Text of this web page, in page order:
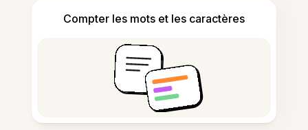
Compter les mots et les caractères